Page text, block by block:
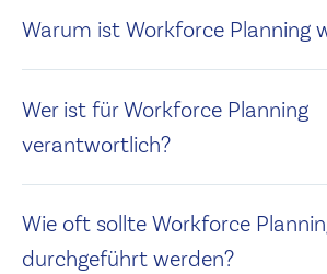
Warum ist Workforce Planning
Wer ist für Workforce Planning
verantwortlich?
Wie oft sollte Workforce
durchgeführt werden?